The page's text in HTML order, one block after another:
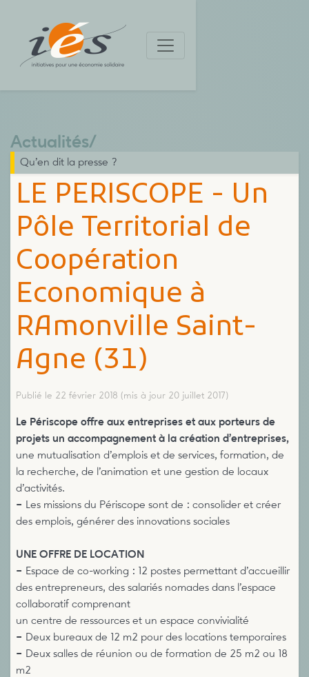
LE PERISCOPE - Un
Pôle Territorial de
Coopération
Economique à
RAmonville Saint-
Agne (31)
Publié le 22 février 2018 (mis à jour 20 juillet 2017)
Le Périscope offre aux entreprises et aux porteurs de
projets un accompagnement à la création d’entreprises,
une mutualisation d’emplois et de services, formation, de
la recherche, de l’animation et une gestion de locaux
d’activités.
– Les missions du Périscope sont de : consolider et créer
des emplois, générer des innovations sociales
UNE OFFRE DE LOCATION
– Espace de co-working : 12 postes permettant d’accueillir
des entrepreneurs, des salariés nomades dans l’espace
collaboratif comprenant
un centre de ressources et un espace convivialité
– Deux bureaux de 12 m2 pour des locations temporaires
– Deux salles de réunion ou de formation de 25 m2 ou 18
m2
Actualités/
Qu’en dit la presse ?